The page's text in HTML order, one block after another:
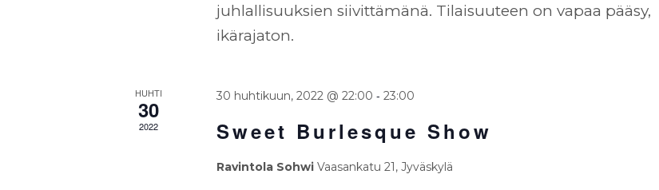
juhlallisuuksien siivittämänä. Tilaisuuteen on vapaa pääsy,
ikärajaton.
HUHTI
30
2022
30 huhtikuun, 2022 @ 22:00 - 23:00
Sweet Burlesque Show
Ravintola Sohwi Vaasankatu 21, Jyväskylä